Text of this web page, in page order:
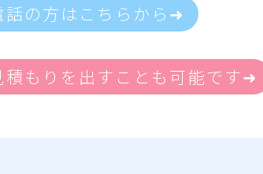
話の方はこちらから➜
積もりを出すことも可能です➜